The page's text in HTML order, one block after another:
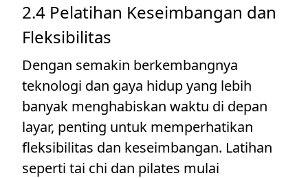
2.4 Pelatihan Keseimbangan dan
Fleksibilitas
Dengan semakin berkembangnya
teknologi dan gaya hidup yang lebih
banyak menghabiskan waktu di depan
layar, penting untuk memperhatikan
fleksibilitas dan keseimbangan. Latihan
seperti tai chi dan pilates mulai